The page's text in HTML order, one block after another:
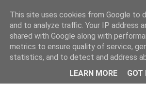
Bugo & Morgan
This site uses cookies from Google to
and to analyze traffic. Your IP address
shared with Google along with
metrics to ensure quality of service,
statistics, and to detect and address
LEARN MORE
GOT